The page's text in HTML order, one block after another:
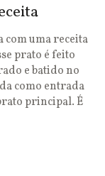
com uma receita
prato é feito
e batido no
como entrada
principal. É